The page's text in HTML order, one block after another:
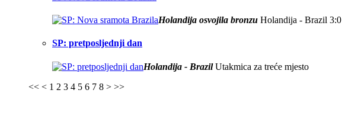
Holandija osvojila bronzu Holandija - Brazil 3:0
SP: pretposljednji dan
Holandija - BrazilUtakmica za treće mjesto
<< < 1 2 3 4 5 6 7 8 > >>